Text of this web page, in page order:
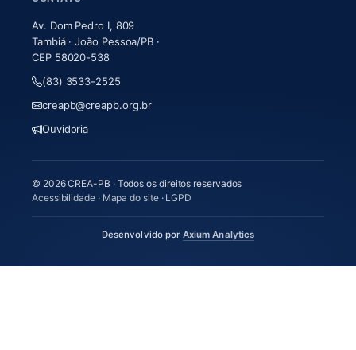
Av. Dom Pedro I, 809
Tambiá · João Pessoa/PB ·
CEP 58020-538
(83) 3533-2525
creapb@creapb.org.br
Ouvidoria
© 2026 CREA-PB · Todos os direitos reservados
Acessibilidade· Mapa do site· LGPD
Desenvolvido por Axium Analytics(abre em nova aba)